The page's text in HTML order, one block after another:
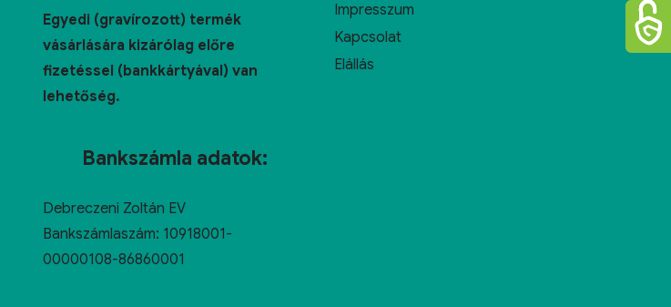
Egyedi (gravírozott) termék
vásárlására kizárólag előre
fizetéssel (bankkártyával) van
lehetőség.
Bankszámla adatok:
Debreczeni Zoltán EV
Bankszámlaszám: 10918001-
00000108-86860001
Impresszum
Kapcsolat
Elállás